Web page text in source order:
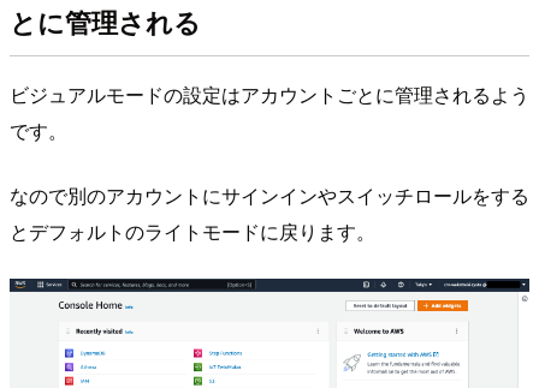
とに管理される
ビジュアルモードの設定はアカウントごとに管理されるよう
です。
なので別のアカウントにサインインやスイッチロールをする
とデフォルトのライトモードに戻ります。